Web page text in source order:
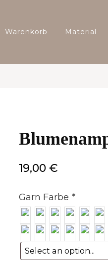
Warenkorb Material
19,00€
Garn Farbe *